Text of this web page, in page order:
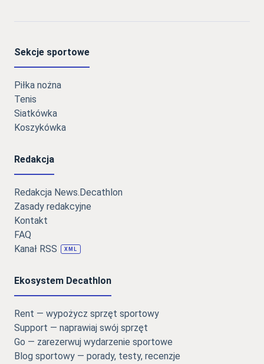
Sekcje sportowe
Piłka nożna
Tenis
Siatkówka
Koszykówka
Redakcja
Redakcja News.Decathlon
Zasady redakcyjne
Kontakt
FAQ
Kanał RSS
XML
Ekosystem Decathlon
Rent — wypożycz sprzęt sportowy
Support — naprawiaj swój sprzęt
Go — zarezerwuj wydarzenie sportowe
Blog sportowy — porady, testy, recenzje